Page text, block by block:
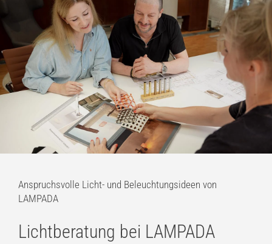
Anspruchsvolle Licht- und Beleuchtungsideen von
LAMPADA
Lichtberatung bei LAMPADA